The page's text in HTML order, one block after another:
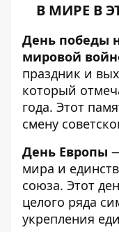
В МИРЕ В
День победы
мировой
праздник и
который
года. Этот
смену
День Европы
мира и
союза. Этот
целого ряда
укрепления